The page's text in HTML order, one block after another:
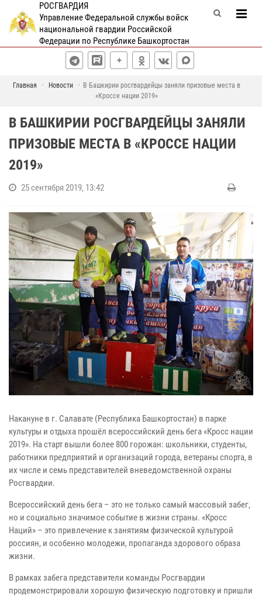
РОСГВАРДИЯ
Управление Федеральной службы войск
национальной гвардии Российской
Федерации по Республике Башкортостан
Главная Новости
В Башкирии росгвардейцы заняли призовые места в
«Кроссе нации 2019»
В БАШКИРИИ РОСГВАРДЕЙЦЫ ЗАНЯЛИ
ПРИЗОВЫЕ МЕСТА В «КРОССЕ НАЦИИ
2019»
25 сентября 2019, 13:42
Накануне в г. Салавате (Республика Башкортостан) в парке
культуры и отдыха прошёл всероссийский день бега «Кросс нации
2019». На старт вышли более 800 горожан: школьники, студенты,
работники предприятий и организаций города, ветераны спорта, в
их числе и семь представителей вневедомственной охраны
Росгвардии.
Всероссийский день бега – это не только самый массовый забег,
но и социально значимое событие в жизни страны. «Кросс
Наций» – это привлечение к занятиям физической культурой
россиян, и особенно молодежи, пропаганда здорового образа
жизни.
В рамках забега представители команды Росгвардии
продемонстрировали хорошую физическую подготовку и пришли